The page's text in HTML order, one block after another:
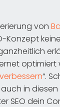
von
Konzept
optimiert
“.
in diesen
SEO dein